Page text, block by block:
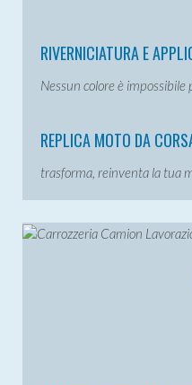
RIVERNICIATURA E
Nessun colore è impossibile
REPLICA MOTO DA
trasforma, reinventa la tua